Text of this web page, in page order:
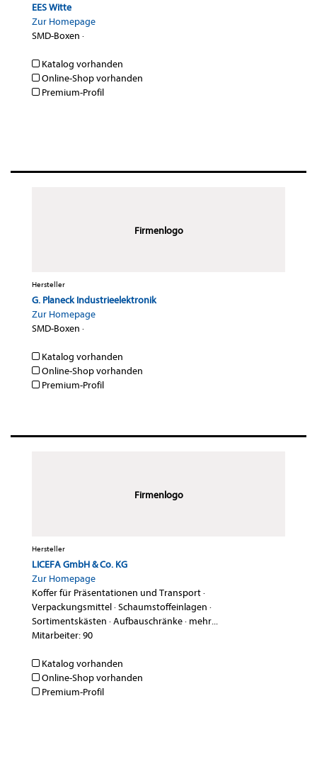
EES Witte
Zur Homepage
SMD-Boxen ·
Katalog vorhanden
Online-Shop vorhanden
Premium-Profil
Firmenlogo
Hersteller
G. Planeck Industrieelektronik
Zur Homepage
SMD-Boxen ·
Katalog vorhanden
Online-Shop vorhanden
Premium-Profil
Firmenlogo
Hersteller
LICEFA GmbH & Co. KG
Zur Homepage
Koffer für Präsentationen und Transport·
Verpackungsmittel·Schaumstoffeinlagen ·
Sortimentskästen ·Aufbauschränke· mehr...
Mitarbeiter: 90
Katalog vorhanden
Online-Shop vorhanden
Premium-Profil